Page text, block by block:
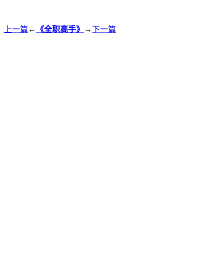
上一篇 ← 《全职高手》 →下一篇